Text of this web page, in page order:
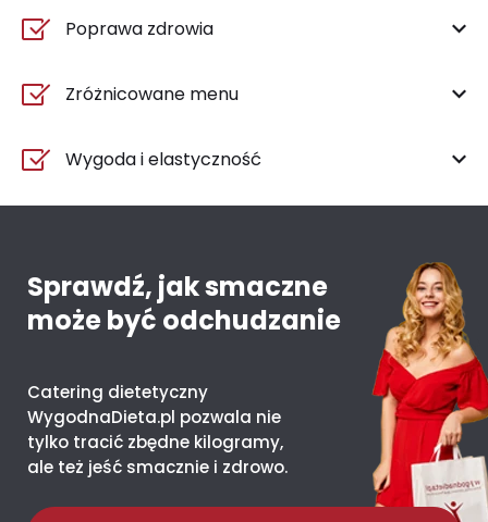
Poprawa zdrowia
Zróżnicowane menu
Wygoda i elastyczność
Sprawdź, jak smaczne
może być odchudzanie
Catering dietetyczny
WygodnaDieta.pl pozwala nie
tylko tracić zbędne kilogramy,
ale też jeść smacznie i zdrowo.